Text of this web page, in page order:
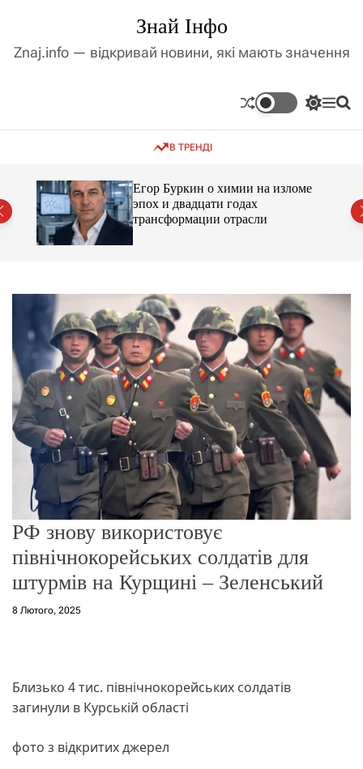
д
і
с
Знай Інфо
Znaj.info — відкривай новини, які мають значення
П
к
р
о
в
о
г
о
р
е
ж
и
м
М П
В ТРЕНДІ
Егор Буркин о химии на изломе
эпох и двадцати годах
трансформации отрасли
РФ знову використовує
північнокорейських солдатів для
штурмів на Курщині – Зеленський
8 Лютого, 2025
Близько 4 тис. північнокорейських солдатів
загинули в Курській області
фото з відкритих джерел